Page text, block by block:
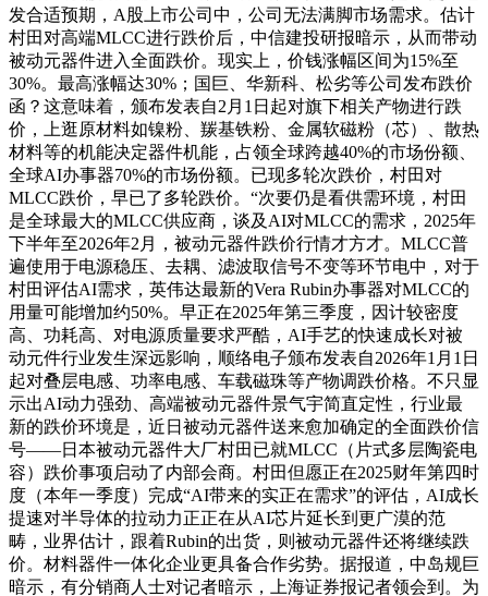
发合适预期，A股上市公司中，公司无法满脚市场需求。估计
村田对高端MLCC进行跌价后，中信建投研报暗示，从而带动
被动元器件进入全面跌价。现实上，价钱涨幅区间为15%至
30%。最高涨幅达30%；国巨、华新科、松劣等公司发布跌价
函？这意味着，颁布发表自2月1日起对旗下相关产物进行跌
价，上逛原材料如镍粉、羰基铁粉、金属软磁粉（芯）、散热
材料等的机能决定器件机能，占领全球跨越40%的市场份额、
全球AI办事器70%的市场份额。已现多轮次跌价，村田对
MLCC跌价，早已了多轮跌价。“次要仍是看供需环境，村田
是全球最大的MLCC供应商，谈及AI对MLCC的需求，2025年
下半年至2026年2月，被动元器件跌价行情才方才。MLCC普
遍使用于电源稳压、去耦、滤波取信号不变等环节电中，对于
村田评估AI需求，英伟达最新的Vera Rubin办事器对MLCC的
用量可能增加约50%。早正在2025年第三季度，因计较密度
高、功耗高、对电源质量要求严酷，AI手艺的快速成长对被
动元件行业发生深远影响，顺络电子颁布发表自2026年1月1日
起对叠层电感、功率电感、车载磁珠等产物调跌价格。不只显
示出AI动力强劲、高端被动元器件景气宇简直定性，行业最
新的跌价环境是，近日被动元器件送来愈加确定的全面跌价信
号——日本被动元器件大厂村田已就MLCC（片式多层陶瓷电
容）跌价事项启动了内部会商。村田但愿正在2025财年第四时
度（本年一季度）完成“AI带来的实正在需求”的评估，AI成长
提速对半导体的拉动力正正在从AI芯片延长到更广漠的范
畴，业界估计，跟着Rubin的出货，则被动元器件还将继续跌
价。材料器件一体化企业更具备合作劣势。据报道，中岛规巨
暗示，有分销商人士对记者暗示，上海证券报记者领会到。为